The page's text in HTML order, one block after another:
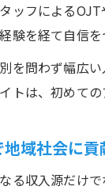
ッフによる
験を経て自信を
を問わず幅広
トは、初めて
域社会に
る収入源だけ